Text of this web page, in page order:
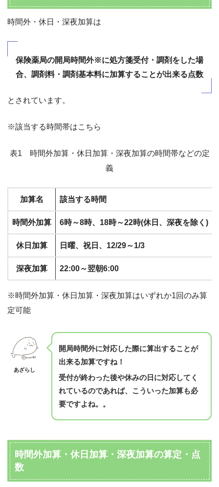
時間外・休日・深夜加算は
保険薬局の開局時間外※に処方箋受付・調剤をした場
合、調剤料・調剤基本料に加算することが出来る点数
とされています。
※該当する時間帯はこちら
表1 時間外加算・休日加算・深夜加算の時間帯などの定
義
加算名 該当する時間
時間外加算 6時～8時、18時～22時(休日、深夜を除く)
休日加算 日曜、祝日、12/29～1/3
深夜加算 22:00～翌朝6:00
※時間外加算・休日加算・深夜加算はいずれか1回のみ算
定可能
あざらし
開局時間外に対応した際に算出することが
出来る加算ですね！
受付が終わった後や休みの日に対応してく
れているのであれば、こういった加算も必
要ですよね。。
時間外加算・休日加算・深夜加算の算定・点
数